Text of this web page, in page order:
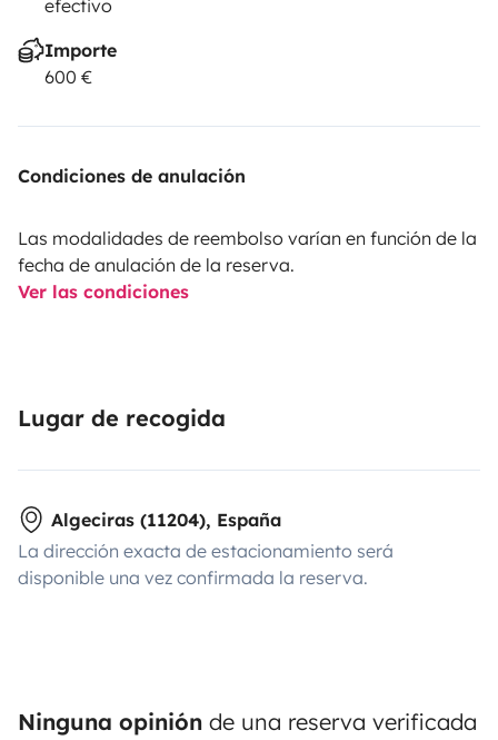
efectivo
Importe
600 €
Condiciones de anulación
Las modalidades de reembolso varían en función de la
fecha de anulación de la reserva.
Ver las condiciones
Lugar de recogida
Algeciras (11204), España
La dirección exacta de estacionamiento será
disponible una vez confirmada la reserva.
Ninguna opinión de una reserva verificada